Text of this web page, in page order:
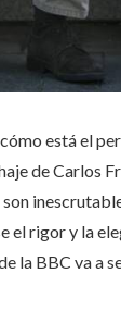
está el
de Carlos
el rigor y la
la BBC va a